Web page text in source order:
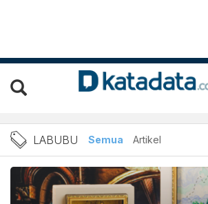
Berita Labubu
LABUBU Semua Artikel